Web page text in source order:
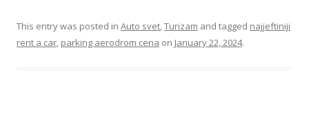
This entry was posted in Auto svet,Turizam and tagged najjeftiniji
rent a car, parking aerodrom cena on January 22, 2024.